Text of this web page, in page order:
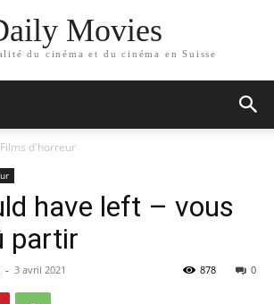
Movies
du cinéma et du cinéma en Suisse
Films d'horreur
have left – vous
partir
- 3 avril 2021 0
878